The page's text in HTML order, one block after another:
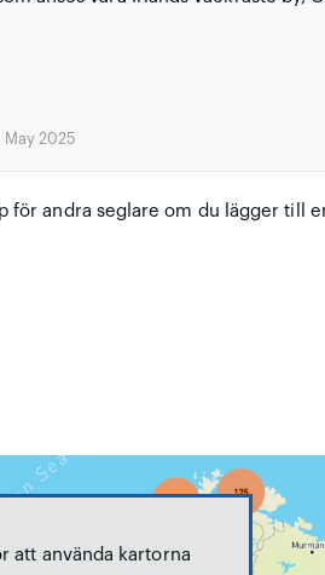
May 2025
för andra seglare om du lägger till
att använda kartorna